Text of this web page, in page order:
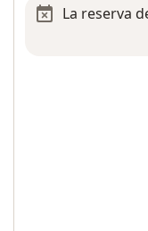
La reserva